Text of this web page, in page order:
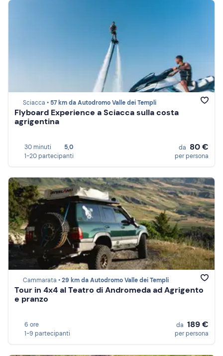
Sciacca • 57 km da Autodromo Valle dei Templi
Flyboard Experience a Sciacca sulla costa
agrigentina
30 minuti
5,0
1-20 partecipanti
da 80 €
per persona
Cammarata •29 km da Autodromo Valle dei Templi
Tour in 4x4 al Teatro di Andromeda ad Agrigento
e pranzo
6 ore
1-9 partecipanti
da 189 €
per persona